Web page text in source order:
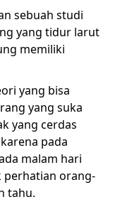
sebuah studi
yang tidur larut
memiliki
yang bisa
yang suka
yang cerdas
pada
malam hari
perhatian orang-
tahu.